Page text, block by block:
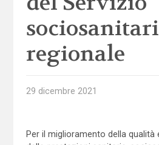
regionale
29 dicembre 2021
Per il miglioramento della qualità